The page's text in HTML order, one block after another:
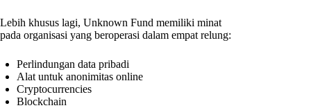
Lebih khusus lagi, Unknown Fund memiliki minat
pada organisasi yang beroperasi dalam empat relung:
Perlindungan data pribadi
Alat untuk anonimitas online
Cryptocurrencies
Blockchain